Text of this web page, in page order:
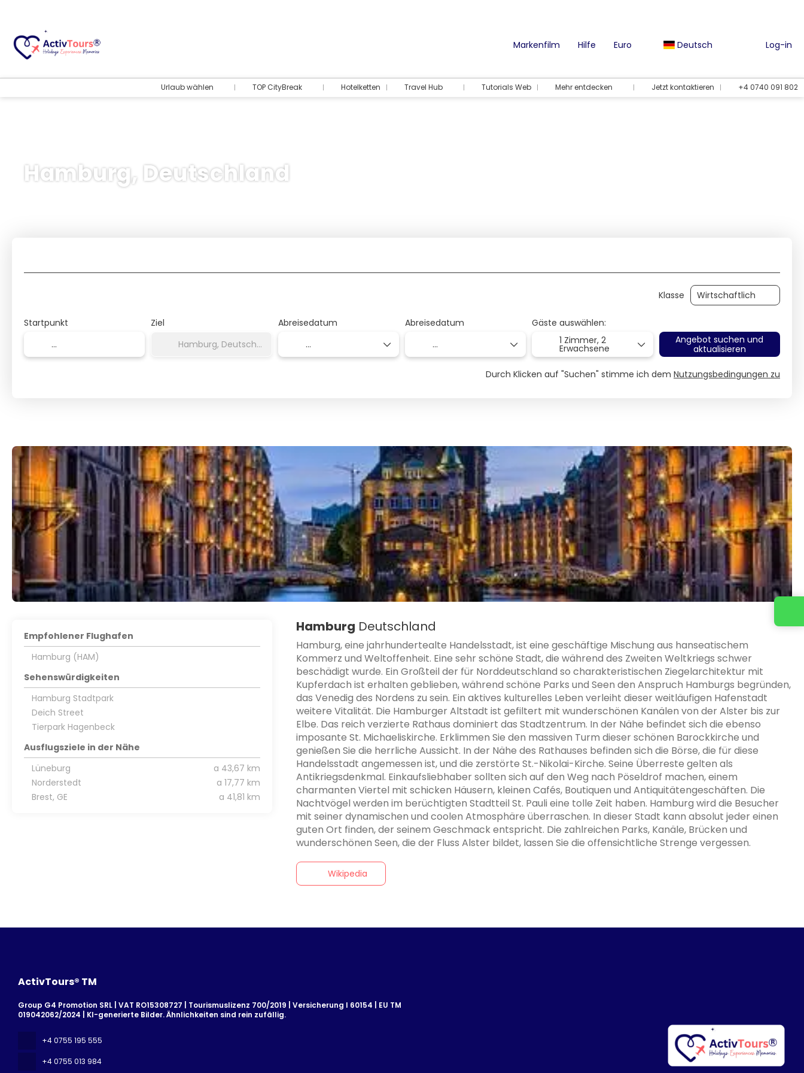
Markenfilm Hilfe Euro Deutsch Log-in
Urlaub wählen TOP CityBreak Hotelketten Travel Hub Tutorials Web Mehr entdecken Jetzt kontaktieren +4 0740 091 802
Hamburg, Deutschland
Klasse
Startpunkt Ziel Abreisedatum Abreisedatum
Gäste auswählen:
1 Zimmer,2
Erwachsene
Angebot suchen und
aktualisieren
Durch Klicken auf "Suchen" stimme ich dem Nutzungsbedingungen zu
Hamburg Deutschland
Hamburg, eine jahrhundertealte Handelsstadt, ist eine geschäftige Mischung aus hanseatischem
Kommerz und Weltoffenheit. Eine sehr schöne Stadt, die während des Zweiten Weltkriegs schwer
beschädigt wurde. Ein Großteil der für Norddeutschland so charakteristischen Ziegelarchitektur mit
Kupferdach ist erhalten geblieben, während schöne Parks und Seen den Anspruch Hamburgs begründen,
das Venedig des Nordens zu sein. Ein aktives kulturelles Leben verleiht dieser weitläufigen Hafenstadt
weitere Vitalität. Die Hamburger Altstadt ist gefiltert mit wunderschönen Kanälen von der Alster bis zur
Elbe. Das reich verzierte Rathaus dominiert das Stadtzentrum. In der Nähe befindet sich die ebenso
imposante St. Michaeliskirche. Erklimmen Sie den massiven Turm dieser schönen Barockkirche und
genießen Sie die herrliche Aussicht. In der Nähe des Rathauses befinden sich die Börse, die für diese
Handelsstadt angemessen ist, und die zerstörte St.-Nikolai-Kirche. Seine Überreste gelten als
Antikriegsdenkmal. Einkaufsliebhaber sollten sich auf den Weg nach Pöseldrof machen, einem
charmanten Viertel mit schicken Häusern, kleinen Cafés, Boutiquen und Antiquitätengeschäften. Die
Nachtvögel werden im berüchtigten Stadtteil St. Pauli eine tolle Zeit haben. Hamburg wird die Besucher
mit seiner dynamischen und coolen Atmosphäre überraschen. In dieser Stadt kann absolut jeder einen
guten Ort finden, der seinem Geschmack entspricht. Die zahlreichen Parks, Kanäle, Brücken und
wunderschönen Seen, die der Fluss Alster bildet, lassen Sie die offensichtliche Strenge vergessen.
Wikipedia
Empfohlener Flughafen
Hamburg (HAM)
Sehenswürdigkeiten
Hamburg Stadtpark
Deich Street
Tierpark Hagenbeck
Ausflugsziele in der Nähe
Lüneburg
a 43,67 km
Norderstedt
a 17,77 km
Brest, GE
a 41,81 km
ActivTours® TM
Group G4 Promotion SRL | VAT RO15308727 | Tourismuslizenz 700/2019 | Versicherung I 60154 | EU TM
019042062/2024 | KI-generierte Bilder. Ähnlichkeiten sind rein zufällig.
+4 0755 195 555
+4 0755 013 984